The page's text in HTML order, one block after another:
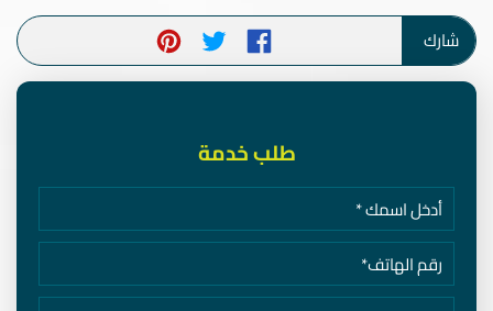
شارك
طلب خدمة